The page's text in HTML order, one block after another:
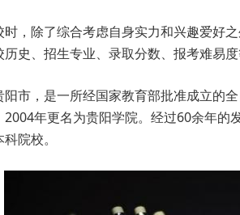
，除了综合考虑自身实力和兴趣爱好
史、招生专业、录取分数、报考难易
市，是一所经国家教育部批准成立的
年更名为贵阳学院。经过60余年的
院校。